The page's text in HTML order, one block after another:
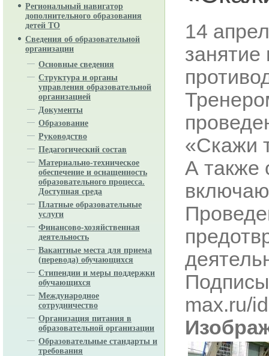
Региональный навигатор
дополнительного образования
детей ТО
Сведения об образовательной
организации
Основные сведения
Структура и органы
управления образовательной
организацией
Документы
Образование
Руководство
Педагогический состав
Материально-техническое
обеспечение и оснащенность
образовательного процесса.
Доступная среда
Платные образовательные
услуги
Финансово-хозяйственная
деятельность
Вакантные места для приема
(перевода) обучающихся
Стипендии и меры поддержки
обучающихся
Международное
сотрудничество
Организация питания в
образовательной организации
Образовательные стандарты и
требования
14
занятие
«Скажи
А также
max.ru/